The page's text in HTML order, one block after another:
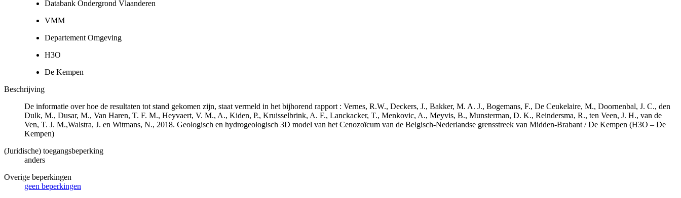
Databank Ondergrond Vlaanderen
VMM
Departement Omgeving
H3O
De Kempen
Beschrijving
De informatie over hoe de resultaten tot stand gekomen zijn, staat vermeld in het bijhorend rapport : Vernes, R.W., Deckers, J., Bakker, M. A. J., Bogemans, F., De Ceukelaire, M., Doornenbal, J. C., den
Dulk, M., Dusar, M., Van Haren, T. F. M., Heyvaert, V. M., A., Kiden, P., Kruisselbrink, A. F., Lanckacker, T., Menkovic, A., Meyvis, B., Munsterman, D. K., Reindersma, R., ten Veen, J. H., van de
Ven, T. J. M.,Walstra, J. en Witmans, N., 2018. Geologisch en hydrogeologisch 3D model van het Cenozoïcum van de Belgisch-Nederlandse grensstreek van Midden-Brabant / De Kempen (H3O – De
Kempen)
(Juridische) toegangsbeperking
anders
Overige beperkingen
geen beperkingen